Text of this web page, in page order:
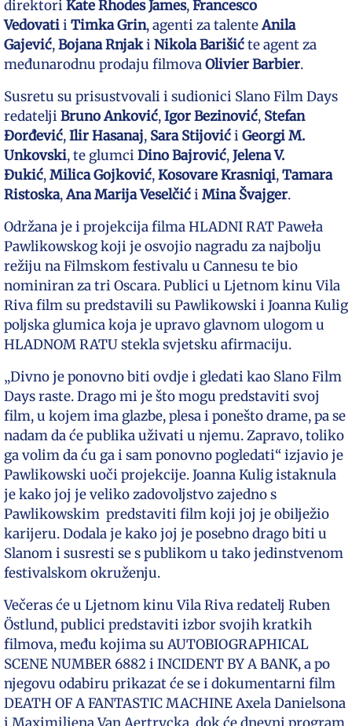
direktori Kate Rhodes James,Francesco
Vedovatii Timka Grin, agenti za talenteAnila
Gajević,Bojana Rnjaki Nikola Barišićte agent za
međunarodnu prodaju filmovaOlivier Barbier.
Susretu su prisustvovali i sudionici Slano Film Days
redatelji Bruno Anković,Igor Bezinović, Stefan
Đorđević,Ilir Hasanaj, Sara Stijovići Georgi M.
Unkovski, te glumci Dino Bajrović,Jelena V.
Đukić,Milica Gojković,Kosovare Krasniqi,Tamara
Ristoska,Ana Marija Veselčići Mina Švajger.
Održana je i projekcija filma HLADNI RAT Paweła
Pawlikowskog koji je osvojio nagradu za najbolju
režiju na Filmskom festivalu u Cannesu te bio
nominiran za tri Oscara. Publici u Ljetnom kinu Vila
Riva film su predstavili su Pawlikowski i Joanna Kulig
poljska glumica koja je upravo glavnom ulogom u
HLADNOM RATU stekla svjetsku afirmaciju.
„Divno je ponovno biti ovdje i gledati kao Slano Film
Days raste. Drago mi je što mogu predstaviti svoj
film, u kojem ima glazbe, plesa i ponešto drame, pa se
nadam da će publika uživati u njemu. Zapravo, toliko
ga volim da ću ga i sam ponovno pogledati“ izjavio je
Pawlikowski uoči projekcije. Joanna Kulig istaknula
je kako joj je veliko zadovoljstvo zajedno s
Pawlikowskim predstaviti film koji joj je obilježio
karijeru. Dodala je kako joj je posebno drago biti u
Slanom i susresti se s publikom u tako jedinstvenom
festivalskom okruženju.
Večeras će u Ljetnom kinu Vila Riva redatelj Ruben
Östlund, publici predstaviti izbor svojih kratkih
filmova, među kojima su AUTOBIOGRAPHICAL
SCENE NUMBER 6882 i INCIDENT BY A BANK, a po
njegovu odabiru prikazat će se i dokumentarni film
DEATH OF A FANTASTIC MACHINE Axela Danielsona